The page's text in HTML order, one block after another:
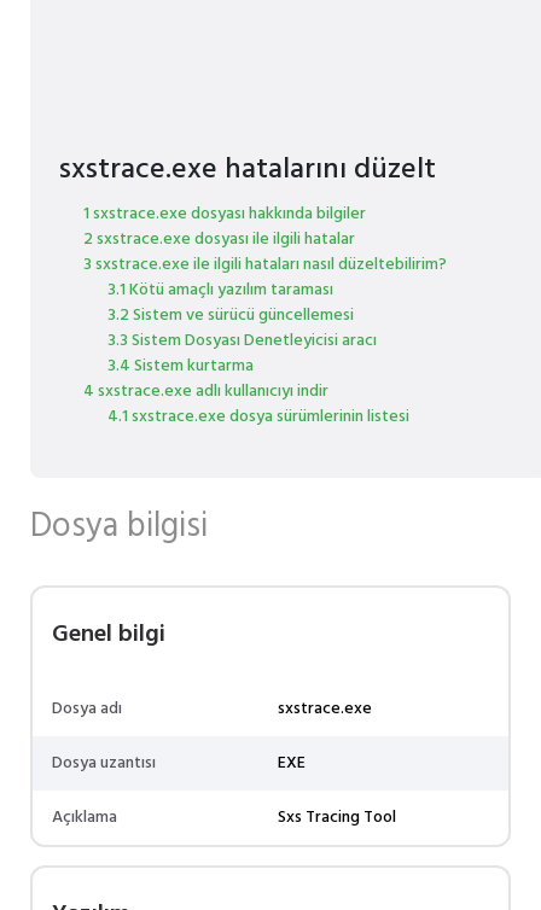
sxstrace.exe hatalarını düzelt
1 sxstrace.exe dosyası hakkında bilgiler
2 sxstrace.exe dosyası ile ilgili hatalar
3 sxstrace.exe ile ilgili hataları nasıl düzeltebilirim?
3.1 Kötü amaçlı yazılım taraması
3.2 Sistem ve sürücü güncellemesi
3.3 Sistem Dosyası Denetleyicisi aracı
3.4 Sistem kurtarma
4 sxstrace.exe adlı kullanıcıyı indir
4.1 sxstrace.exe dosya sürümlerinin listesi
Dosya bilgisi
Genel bilgi
Dosya adı
sxstrace.exe
Dosya uzantısı
EXE
Açıklama
Sxs Tracing Tool